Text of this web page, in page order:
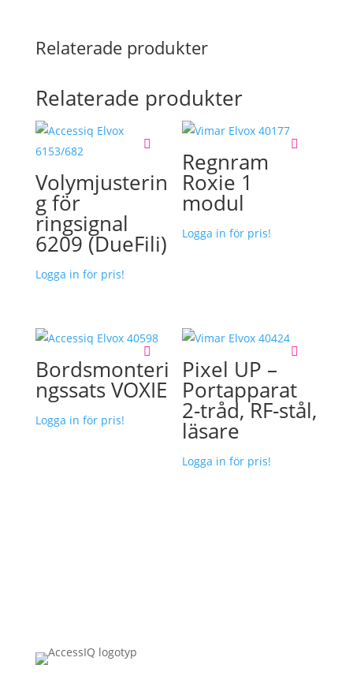
Relaterade produkter
Relaterade produkter
Volymjusterin
g för
ringsignal
6209 (DueFili)
Logga in för pris!
Regnram
Roxie 1
modul
Logga in för pris!
Bordsmonteri
ngssats VOXIE
Logga in för pris!
Pixel UP –
Portapparat
2-tråd, RF-stål,
läsare
Logga in för pris!